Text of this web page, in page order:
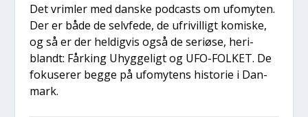
Det vrim­ler med dan­ske podcasts om ufo­myten.
Der er både de selv­fe­de, de ufri­vil­ligt komi­ske,
og så er der hel­dig­vis også de seri­ø­se, her­i­
blandt: Får­king Uhyg­ge­ligt og UFO-FOLKET. De
foku­se­rer beg­ge på ufo­mytens histo­rie i Dan­
mark.